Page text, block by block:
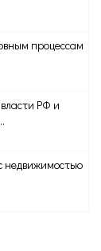
процессам
РФ и
недвижимостью